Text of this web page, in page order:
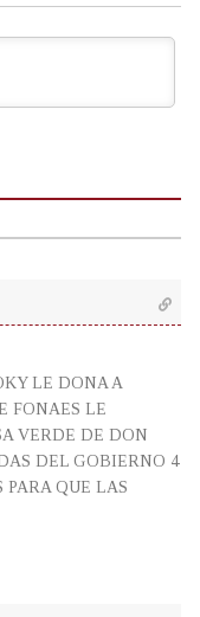
LE DONA A
FONAES LE
VERDE DE DON
DEL GOBIERNO 4
QUE LAS